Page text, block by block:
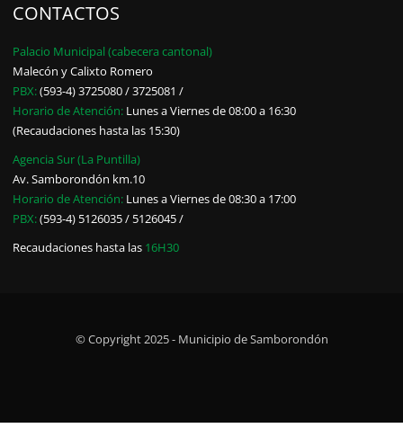
CONTACTOS
Palacio Municipal (cabecera cantonal)
Malecón y Calixto Romero
PBX:(593-4) 3725080 / 3725081 /
Horario de Atención: Lunes a Viernes de 08:00 a 16:30
(Recaudaciones hasta las 15:30)
Agencia Sur (La Puntilla)
Av. Samborondón km.10
Horario de Atención: Lunes a Viernes de 08:30 a 17:00
PBX:(593-4) 5126035 / 5126045 /
Recaudaciones hasta las 16H30
© Copyright 2025 - Municipio de Samborondón